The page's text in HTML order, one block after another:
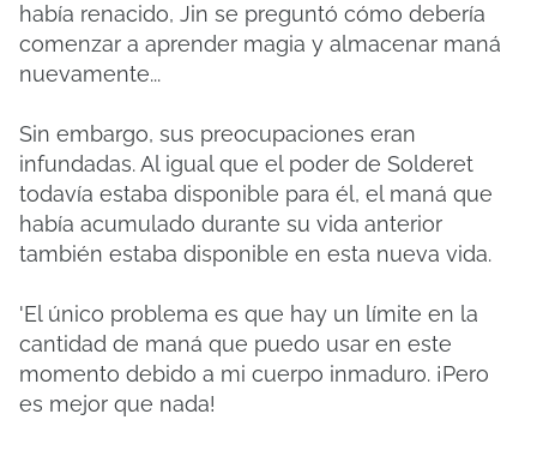
había renacido, Jin se preguntó cómo debería
comenzar a aprender magia y almacenar maná
nuevamente...
Sin embargo, sus preocupaciones eran
infundadas. Al igual que el poder de Solderet
todavía estaba disponible para él, el maná que
había acumulado durante su vida anterior
también estaba disponible en esta nueva vida.
'El único problema es que hay un límite en la
cantidad de maná que puedo usar en este
momento debido a mi cuerpo inmaduro. ¡Pero
es mejor que nada!